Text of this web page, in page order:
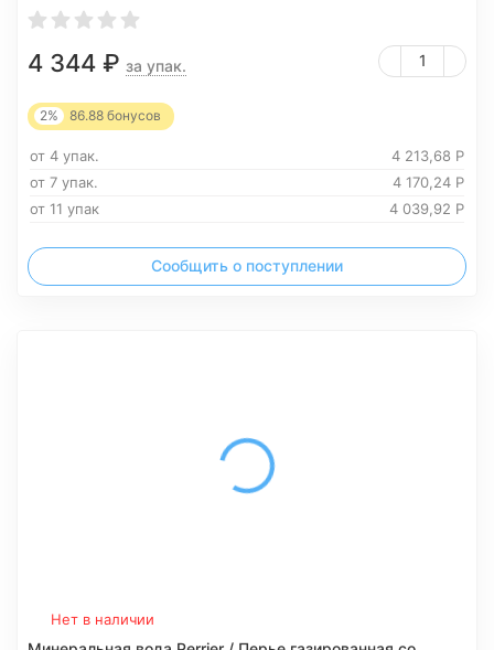
4 344 ₽ за упак.
2% 86.88 бонусов
от 4 упак. 4 213,68 Р
от 7 упак.
4 170,24 Р
от 11 упак
4 039,92 Р
Сообщить о поступлении
Нет в наличии